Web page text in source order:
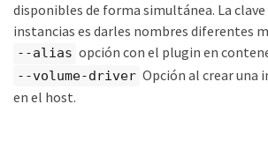
disponibles de forma simultánea. La clave
instancias es darles nombres diferentes
--alias opción con el plugin en
--volume-driver Opción al crear una
en el host.